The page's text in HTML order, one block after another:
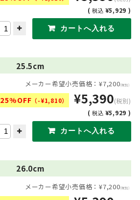
(税込 ¥5,929 )
25.5cm
メーカー希望小売価格：¥7,200(税別)
25%OFF （-¥1,810） ¥5,390(税別)
(税込 ¥5,929 )
26.0cm
メーカー希望小売価格：¥7,200(税別)